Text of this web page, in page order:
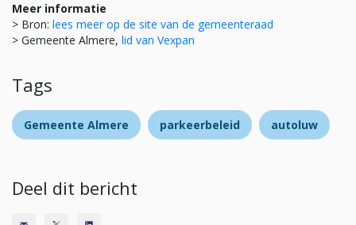
Meer informatie
> Bron: lees meer op de site van de gemeenteraad
> Gemeente Almere, lid van Vexpan
Tags
Gemeente Almere parkeerbeleid autoluw
Deel dit bericht